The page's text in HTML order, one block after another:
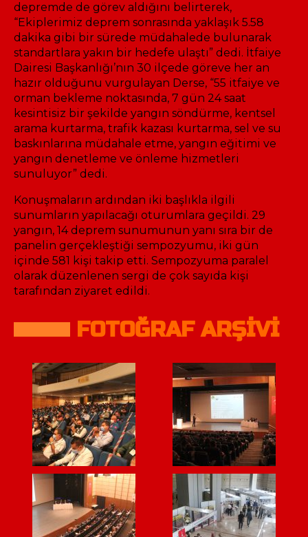
depremde de görev aldığını belirterek,
“Ekiplerimiz deprem sonrasında yaklaşık 5.58
dakika gibi bir sürede müdahalede bulunarak
standartlara yakın bir hedefe ulaştı” dedi. İtfaiye
Dairesi Başkanlığı’nın 30 ilçede göreve her an
hazır olduğunu vurgulayan Derse, “55 itfaiye ve
orman bekleme noktasında, 7 gün 24 saat
kesintisiz bir şekilde yangın söndürme, kentsel
arama kurtarma, trafik kazası kurtarma, sel ve su
baskınlarına müdahale etme, yangın eğitimi ve
yangın denetleme ve önleme hizmetleri
sunuluyor” dedi.
Konuşmaların ardından iki başlıkla ilgili
sunumların yapılacağı oturumlara geçildi. 29
yangın, 14 deprem sunumunun yanı sıra bir de
panelin gerçekleştiği sempozyumu, iki gün
içinde 581 kişi takip etti. Sempozyuma paralel
olarak düzenlenen sergi de çok sayıda kişi
tarafından ziyaret edildi.
FOTOĞRAF ARŞİVİ